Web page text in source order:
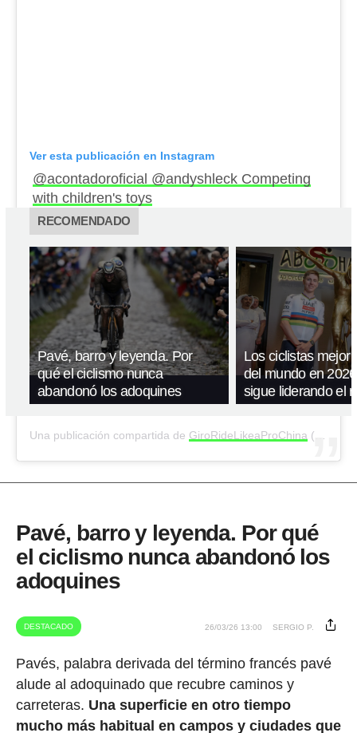
Ver esta publicación en Instagram
@acontadoroficial @andyshleck Competing
with children's toys
RECOMENDADO
Pavé, barro y leyenda. Por
qué el ciclismo nunca
abandonó los adoquines
Los ciclistas mejor
del mundo en
sigue liderando el
Una publicación compartida de GiroRideLikeaProChina(@giroridelikeaprochina) el
Pavé, barro y leyenda. Por qué
el ciclismo nunca abandonó los
adoquines
DESTACADO 26/03/26 13:00 SERGIO P.
Pavés, palabra derivada del término francés pavé
alude al adoquinado que recubre caminos y
carreteras. Una superficie en otro tiempo
mucho más habitual en campos y ciudades que